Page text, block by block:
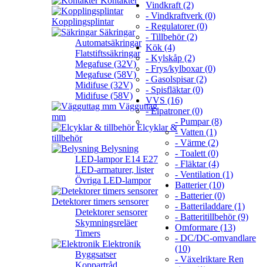
Kopplingsplintar
Säkringar
Automatsäkringar
Flatstiftssäkringar
Megafuse (32V)
Megafuse (58V)
Midifuse (32V)
Midifuse (58V)
Vägguttag
mm
Elcyklar &
tillbehör
Belysning
LED-lampor E14 E27
LED-armaturer, lister
Övriga LED-lampor
Detektorer timers sensorer
Detektorer sensorer
Skymningsreläer
Timers
Elektronik
Byggsatser
Koppartråd
Vindkraft (2)
- Vindkraftverk (0)
- Regulatorer (0)
- Tillbehör (2)
Kök (4)
- Kylskåp (2)
- Frys/kylboxar (0)
- Gasolspisar (2)
- Spisfläktar (0)
VVS (16)
- Elpatroner (0)
- Pumpar (8)
- Vatten (1)
- Värme (2)
- Toalett (0)
- Fläktar (4)
- Ventilation (1)
Batterier (10)
- Batterier (0)
- Batteriladdare (1)
- Batteritillbehör (9)
Omformare (13)
- DC/DC-omvandlare
(10)
- Växelriktare Ren